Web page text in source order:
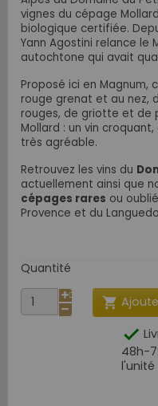
vignes du cépage
biologique certifiée.
Yann Agostini relance le
autochtone qui avait
Proposé ici en
rouge grenat et au nez,
rouges, de griotte et de
Mollard : un vin
très agréable.
Retrouvez les vins du
actuellement ainsi que
cépages rares ou
Provence et du
Quantité


48h-
l'unité